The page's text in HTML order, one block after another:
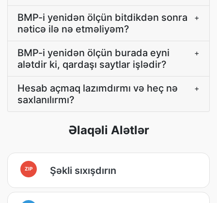
BMP-i yenidən ölçün bitdikdən sonra
nəticə ilə nə etməliyəm?
+
BMP-i yenidən ölçün burada eyni
alətdir ki, qardaşı saytlar işlədir?
+
Hesab açmaq lazımdırmı və heç nə
saxlanılırmı?
+
Əlaqəli Alətlər
ZIP Şəkli sıxışdırın